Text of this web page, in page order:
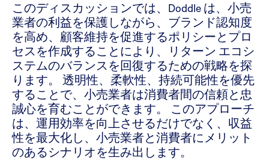
このディスカッションでは、Doddle は、小売
業者の利益を保護しながら、ブランド認知度
を高め、顧客維持を促進するポリシーとプロ
セスを作成することにより、リターン エコシ
ステムのバランスを回復するための戦略を探
ります。 透明性、柔軟性、持続可能性を優先
することで、小売業者は消費者間の信頼と忠
誠心を育むことができます。 このアプローチ
は、運用効率を向上させるだけでなく、収益
性を最大化し、小売業者と消費者にメリット
のあるシナリオを生み出します。